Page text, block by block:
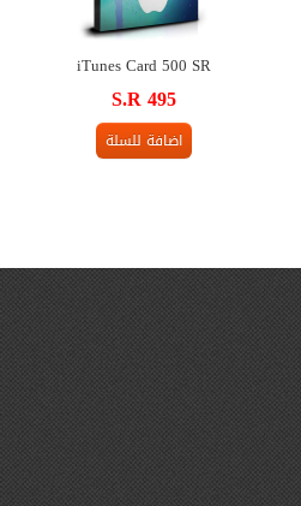
iTunes Card 500 SR
S.R 495
اضافة للسلة